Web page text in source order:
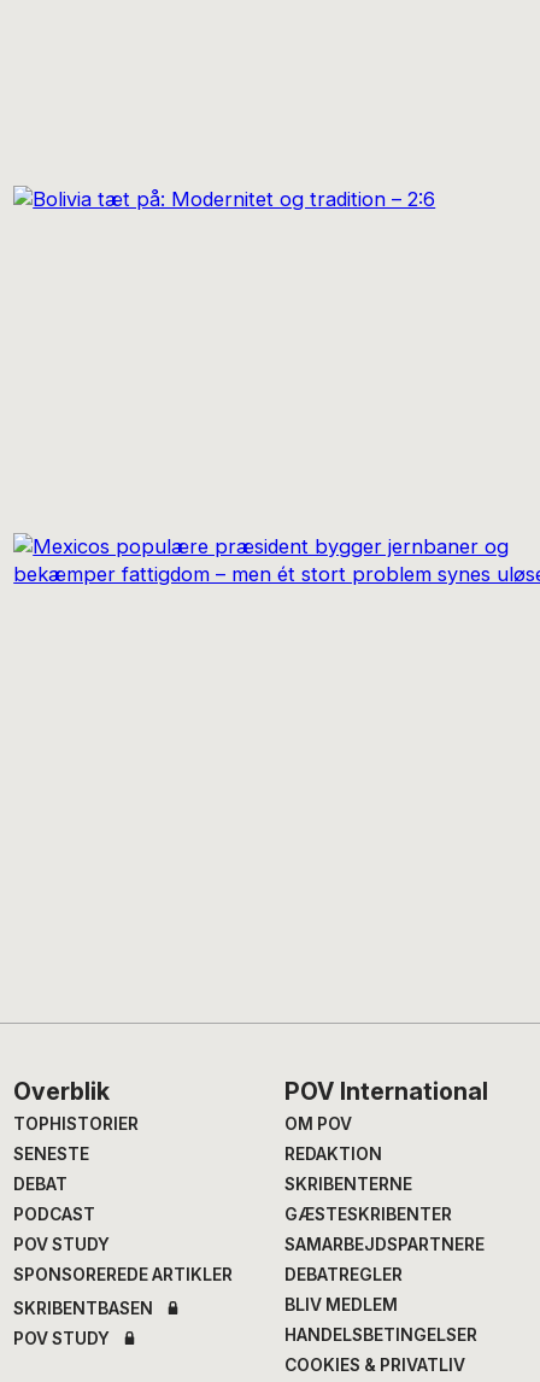
Footer
Overblik
TOPHISTORIER
SENESTE
DEBAT
PODCAST
POV STUDY
SPONSOREREDE ARTIKLER
SKRIBENTBASEN
POV STUDY
POV International
OM POV
REDAKTION
SKRIBENTERNE
GÆSTESKRIBENTER
SAMARBEJDSPARTNERE
DEBATREGLER
BLIV MEDLEM
HANDELSBETINGELSER
COOKIES & PRIVATLIV